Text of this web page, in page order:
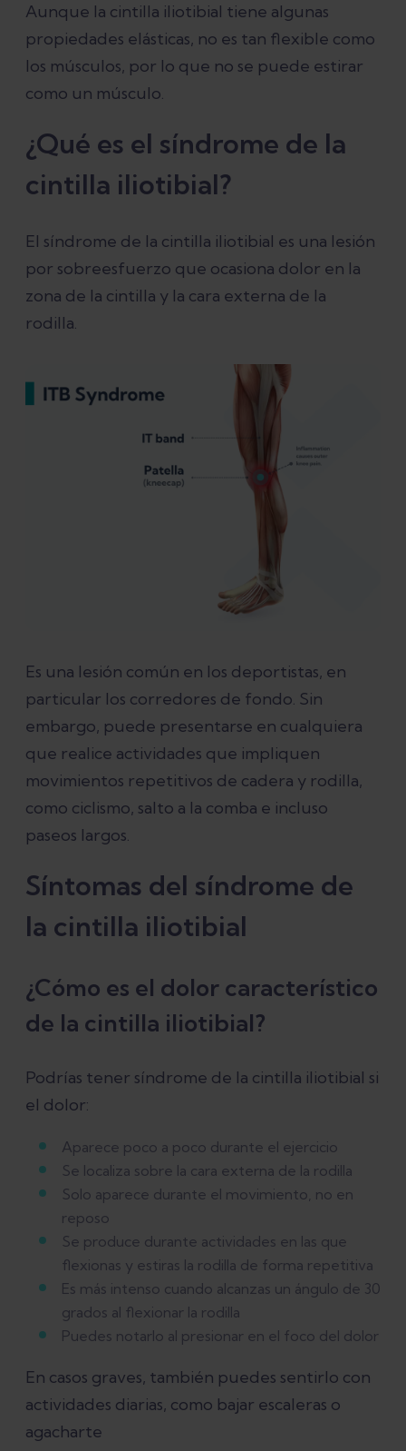
Aunque la cintilla iliotibial tiene algunas
propiedades elásticas, no es tan flexible como
los músculos, por lo que no se puede estirar
como un músculo.
¿Qué es el síndrome de la
cintilla iliotibial?
El síndrome de la cintilla iliotibial es una lesión
por sobreesfuerzo que ocasiona dolor en la
zona de la cintilla y la cara externa de la
rodilla.
Es una lesión común en los deportistas, en
particular los corredores de fondo. Sin
embargo, puede presentarse en cualquiera
que realice actividades que impliquen
movimientos repetitivos de cadera y rodilla,
como ciclismo, salto a la comba e incluso
paseos largos.
Síntomas del síndrome de
la cintilla iliotibial
¿Cómo es el dolor característico
de la cintilla iliotibial?
Podrías tener síndrome de la cintilla iliotibial si
el dolor:
Aparece poco a poco durante el ejercicio
Se localiza sobre la cara externa de la rodilla
Solo aparece durante el movimiento, no en
reposo
Se produce durante actividades en las que
flexionas y estiras la rodilla de forma repetitiva
Es más intenso cuando alcanzas un ángulo de 30
grados al flexionar la rodilla
Puedes notarlo al presionar en el foco del dolor
En casos graves, también puedes sentirlo con
actividades diarias, como bajar escaleras o
agacharte